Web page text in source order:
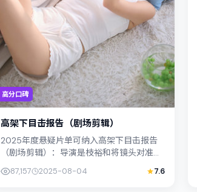
高分口碑
高架下目击报告（剧场剪辑）
2025年度悬疑片单可纳入高架下目击报告
（剧场剪辑）：导演是枝裕和将镜头对准韩
聪演绎兄妹般羁绊，文本层面兼...
87,157 2025-08-04 7.6